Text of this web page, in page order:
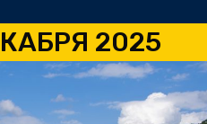
2025